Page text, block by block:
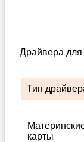
Драйвера для
Тип
карты